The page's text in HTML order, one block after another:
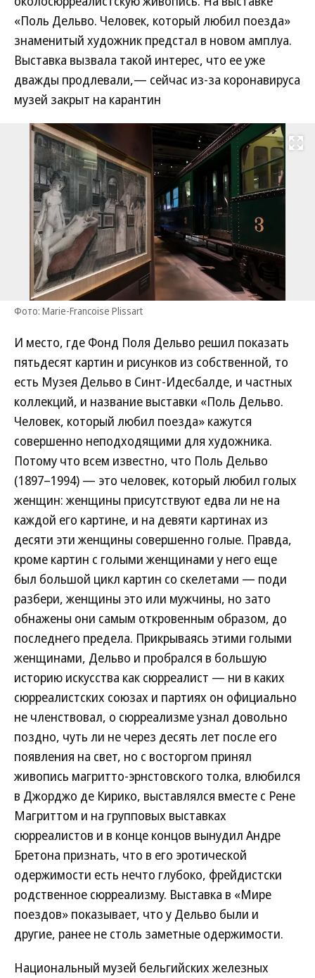
«Поль Дельво. Человек, который любил поезда»
знаменитый художник предстал в новом амплуа.
Выставка вызвала такой интерес, что ее уже
дважды продлевали,— сейчас из-за коронавируса
музей закрыт на карантин
Развернуть
Фото: Marie-Francoise Plissart
И место, где Фонд Поля Дельво решил показать
пятьдесят картин и рисунков из собственной, то
есть Музея Дельво в Синт-Идесбалде, и частных
коллекций, и название выставки «Поль Дельво.
Человек, который любил поезда» кажутся
совершенно неподходящими для художника.
Потому что всем известно, что Поль Дельво
(1897–1994) — это человек, который любил голых
женщин: женщины присутствуют едва ли не на
каждой его картине, и на девяти картинах из
десяти эти женщины совершенно голые. Правда,
кроме картин с голыми женщинами у него еще
был большой цикл картин со скелетами — поди
разбери, женщины это или мужчины, но зато
обнажены они самым откровенным образом, до
последнего предела. Прикрываясь этими голыми
женщинами, Дельво и пробрался в большую
историю искусства как сюрреалист — ни в каких
сюрреалистских союзах и партиях он официально
не членствовал, о сюрреализме узнал довольно
поздно, чуть ли не через десять лет после его
появления на свет, но с восторгом принял
живопись магритто-эрнстовского толка, влюбился
в Джорджо де Кирико, выставлялся вместе с Рене
Магриттом и на групповых выставках
сюрреалистов и в конце концов вынудил Андре
Бретона признать, что в его эротической
одержимости есть нечто глубоко, фрейдистски
родственное сюрреализму. Выставка в «Мире
поездов» показывает, что у Дельво были и
другие, ранее не столь заметные одержимости.
Национальный музей бельгийских железных